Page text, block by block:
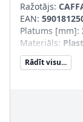
Ražotājs:
EAN:
Platums [mm]:
Materiāls:
Iekšējais
Ārējais
Rādīt visu...